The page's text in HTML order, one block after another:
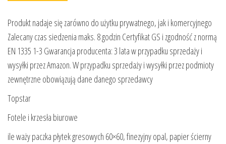
Produkt nadaje się zarówno do użytku prywatnego, jak i komercyjnego
Zalecany czas siedzenia maks. 8 godzin Certyfikat GS i zgodność z normą
EN 1335 1-3 Gwarancja producenta: 3 lata w przypadku sprzedaży i
wysyłki przez Amazon. W przypadku sprzedaży i wysyłki przez podmioty
zewnętrzne obowiązują dane danego sprzedawcy
Topstar
Fotele i krzesła biurowe
ile waży paczka płytek gresowych 60×60, finezyjny opal, papier ścierny